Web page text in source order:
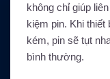
không chỉ giúp
kiệm pin. Khi thiết
kém, pin sẽ tụt
bình thường.